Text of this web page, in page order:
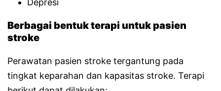
Depresi
Berbagai bentuk terapi untuk pasien
stroke
Perawatan pasien stroke tergantung pada
tingkat keparahan dan kapasitas stroke. Terapi